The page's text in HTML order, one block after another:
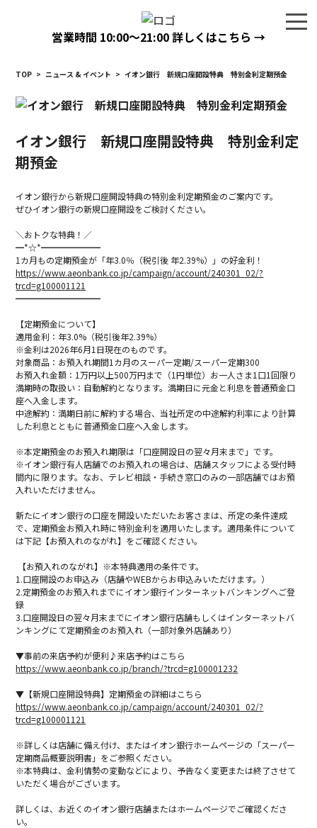
営業時間 10:00〜21:00詳しくはこちら →
TOP > ニュース & イベント > イオン銀行 新規口座開設特典 特別金利定期預金
イオン銀行 新規口座開設特典 特別金利定
期預金
イオン銀行から新規口座開設特典の特別金利定期預金のご案内です。
ぜひイオン銀行の新規口座開設をご検討ください。
＼おトクな特典！／
━*☆*━━━━━━━
1カ月もの定期預金が「年3.0％（税引後 年2.39%）」の好金利！
https://www.aeonbank.co.jp/campaign/account/240301_02/?
trcd=g100001121
━━━━━━━━━━
【定期預金について】
適用金利：年3.0%（税引後年2.39%）
※金利は2026年6月1日現在のものです。
対象商品：お預入れ期間1カ月のスーパー定期/スーパー定期300
お預入れ金額：1万円以上500万円まで（1円単位）お一人さま1口1回限り
満期時の取扱い：自動解約となります。満期日に元金と利息を普通預金口
座へ入金します。
中途解約：満期日前に解約する場合、当社所定の中途解約利率により計算
した利息とともに普通預金口座へ入金します。
※本定期預金のお預入れ期限は「口座開設日の翌々月末まで」です。
※イオン銀行有人店舗でのお預入れの場合は、店舗スタッフによる受付時
間内に限ります。なお、テレビ相談・手続き窓口のみの一部店舗ではお預
入れいただけません。
新たにイオン銀行の口座を開設いただいたお客さまは、所定の条件達成
で、定期預金お預入れ時に特別金利を適用いたします。適用条件について
は下記【お預入れのながれ】をご確認ください。
【お預入れのながれ】※本特典適用の条件です。
1.口座開設のお申込み（店舗やWEBからお申込みいただけます。）
2.定期預金のお預入れまでにイオン銀行インターネットバンキングへご登
録
3.口座開設日の翌々月末までにイオン銀行店舗もしくはインターネットバ
ンキングにて定期預金のお預入れ（一部対象外店舗あり）
▼事前の来店予約が便利♪来店予約はこちら
https://www.aeonbank.co.jp/branch/?trcd=g100001232
▼【新規口座開設特典】定期預金の詳細はこちら
https://www.aeonbank.co.jp/campaign/account/240301_02/?
trcd=g100001121
※詳しくは店舗に備え付け、またはイオン銀行ホームページの「スーパー
定期商品概要説明書」をご参照ください。
※本特典は、金利情勢の変動などにより、予告なく変更または終了させて
いただく場合がございます。
詳しくは、お近くのイオン銀行店舗またはホームページでご確認くださ
い。